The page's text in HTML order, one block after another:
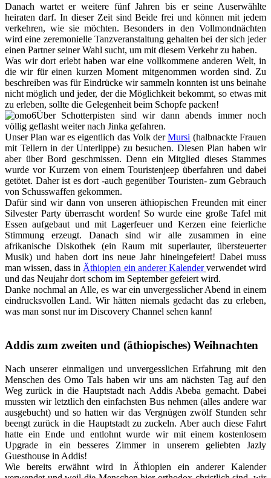
Danach wartet er weitere fünf Jahren bis er seine Auserwählte
heiraten darf. In dieser Zeit sind Beide frei und können mit jedem
verkehren, wie sie möchten. Besonders in den Vollmondnächten
wird eine zeremonielle Tanzveranstaltung gehalten bei der sich jeder
einen Partner seiner Wahl sucht, um mit diesem Verkehr zu haben.
Was wir dort erlebt haben war eine vollkommene anderen Welt, in
die wir für einen kurzen Moment mitgenommen worden sind. Zu
beschreiben was für Eindrücke wir sammeln konnten ist uns beinahe
nicht möglich und jeder, der die Möglichkeit bekommt, so etwas mit
zu erleben, sollte die Gelegenheit beim Schopfe packen!
Über Schotterpisten sind wir dann abends immer noch
völlig geflasht weiter nach Jinka gefahren.
Unser Plan war es eigentlich das Volk derMursi (halbnackte Frauen
mit Tellern in der Unterlippe) zu besuchen. Diesen Plan haben wir
aber über Bord geschmissen. Denn ein Mitglied dieses Stammes
wurde vor Kurzem von einem Touristenjeep überfahren und dabei
getötet. Daher ist es dort -auch gegenüber Touristen- zum Gebrauch
von Schusswaffen gekommen.
Dafür sind wir dann von unseren äthiopischen Freunden mit einer
Silvester Party überrascht worden! So wurde eine große Tafel mit
Essen aufgebaut und mit Lagerfeuer und Kerzen eine feierliche
Stimmung erzeugt. Danach sind wir alle zusammen in eine
afrikanische Diskothek (ein Raum mit superlauter, übersteuerter
Musik) und haben dort ins neue Jahr hineingefeiert! Dabei muss
man wissen, dass in Äthiopien ein anderer Kalender verwendet wird
und das Neujahr dort schom im September gefeiert wird.
Danke nochmal an Alle, es war ein unvergesslicher Abend in einem
eindrucksvollen Land. Wir hätten niemals gedacht das zu erleben,
was man sonst nur im Discovery Channel sehen kann!
Addis zum zweiten und (äthiopisches) Weihnachten
Nach unserer einmaligen und unvergesslichen Erfahrung mit den
Menschen des Omo Tals haben wir uns am nächsten Tag auf den
Weg zurück in die Hauptstadt nach Addis Abeba gemacht. Dabei
mussten wir letztlich den einfachsten Bus nehmen (alles andere war
ausgebucht) und so hatten wir das Vergnügen zwölf Stunden sehr
beengt zurück in die Hauptstadt zu zuckeln. Aber auch diese Fahrt
hatte ein Ende und entlohnt wurde wir mit einem kostenlosem
Upgrade in ein besseres Zimmer in unserem geliebten Jazly
Guesthouse in Addis!
Wie bereits erwähnt wird in Äthiopien ein anderer Kalender